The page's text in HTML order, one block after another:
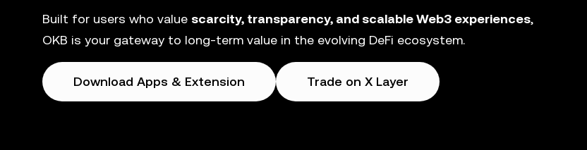
Built for users who value scarcity, transparency, and scalable Web3 experiences,
OKB is your gateway to long-term value in the evolving DeFi ecosystem.
Download Apps & Extension Trade on X Layer